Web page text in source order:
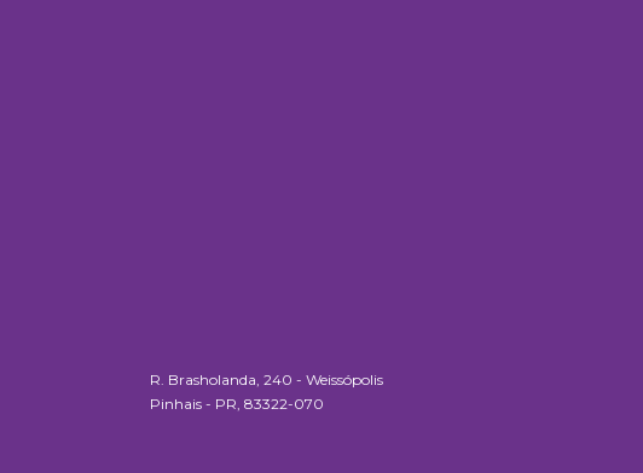
R. Brasholanda, 240 - Weissópolis
Pinhais - PR, 83322-070